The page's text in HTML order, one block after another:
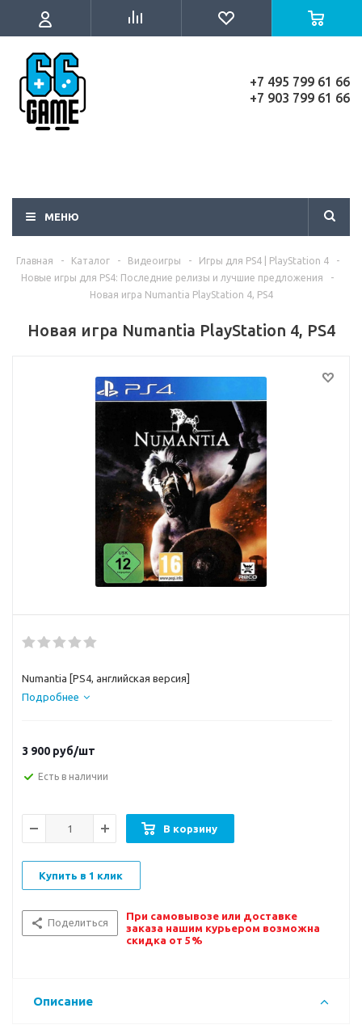
+7 495 799 61 66
+7 903 799 61 66
МЕНЮ
Главная - Каталог - Видеоигры - Игры для PS4 | PlayStation 4
-
Новые игры для PS4: Последние релизы и лучшие предложения
-
Новая игра Numantia PlayStation 4, PS4
Новая игра Numantia PlayStation 4, PS4
Numantia [PS4, английская версия]
Подробнее
3 900 руб/шт
Есть в наличии
В корзину
Купить в 1 клик
Поделиться
При самовывозе или доставке
заказа нашим курьером возможна
скидка от 5%
Описание